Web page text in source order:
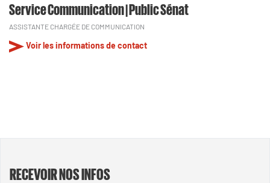
Service Communication | Public Sénat
ASSISTANTE CHARGÉE DE COMMUNICATION
Voir les informations de contact
RECEVOIR NOS INFOS